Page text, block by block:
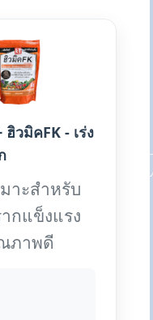
วมิคFK - เร่ง
าะสำหรับ
กแข็งแรง
ภาพดี